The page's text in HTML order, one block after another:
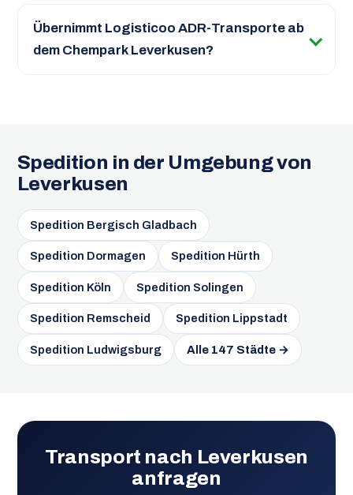
Übernimmt Logisticoo ADR-Transporte ab
dem Chempark Leverkusen?
Spedition in der Umgebung von
Leverkusen
Spedition Bergisch Gladbach
Spedition Dormagen Spedition Hürth
Spedition Köln Spedition Solingen
Spedition Remscheid Spedition Lippstadt
Spedition Ludwigsburg Alle 147 Städte →
Transport nach Leverkusen
anfragen